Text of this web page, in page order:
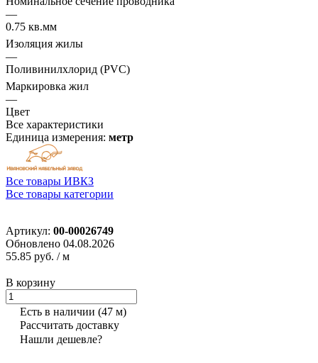
—
0.75 кв.мм
Изоляция жилы
—
Поливинилхлорид (PVC)
Маркировка жил
—
Цвет
Все характеристики
Единица измерения: метр
Все товары ИВКЗ
Все товары категории
Артикул: 00-00026749
Обновлено 04.08.2026
55.85 руб. / м
В корзину
Есть в наличии (47 м)
Рассчитать доставку
Нашли дешевле?